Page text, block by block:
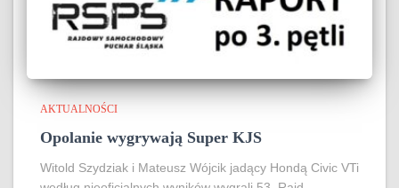
AKTUALNOŚCI
Opolanie wygrywają Super KJS
Witold Szydziak i Mateusz Wójcik jadący Hondą Civic VTi